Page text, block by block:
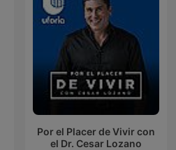
Por el Placer de Vivir con
el Dr. Cesar Lozano